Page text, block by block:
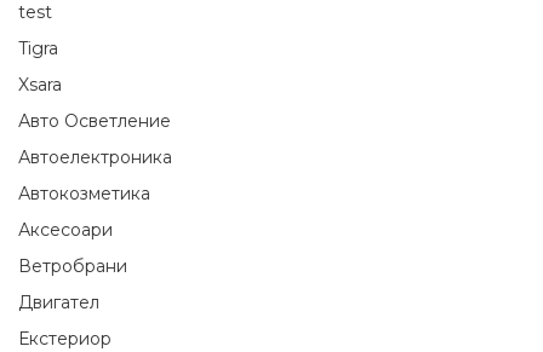
test
Tigra
Xsara
Авто Осветление
Автоелектроника
Автокозметика
Аксесоари
Ветробрани
Двигател
Екстериор